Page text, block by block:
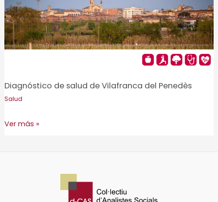
Diagnóstico de salud de Vilafranca del Penedès
Salud
Diagnóstico
Ver más »